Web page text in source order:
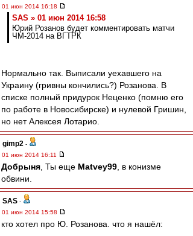
01 июн 2014 16:18
SAS » 01 июн 2014 16:58
Юрий Розанов будет комментировать матчи
ЧМ-2014 на ВГТРК
Нормально так. Выписали уехавшего на
Украину (гривны кончились?) Розанова. В
списке полный придурок Неценко (помню его
по работе в Новосибирске) и нулевой Гришин,
но нет Алексея Лотарио.
gimp2 -
01 июн 2014 16:11
Добрыня , Ты еще Matvey99 , в конизме
обвини.
SAS -
01 июн 2014 15:58
кто хотел про Ю. Розанова. что я нашёл: